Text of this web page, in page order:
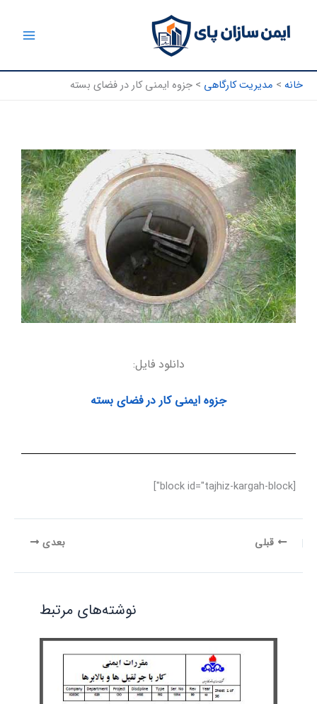
خانه مدیریت کارگاهی جزوه ایمنی کار در فضای بسته
دانلود فایل:
جزوه ایمنی کار در فضای بسته
[block id="tajhiz-kargah-block"]
قبلی بعدی
نوشته‌های مرتبط